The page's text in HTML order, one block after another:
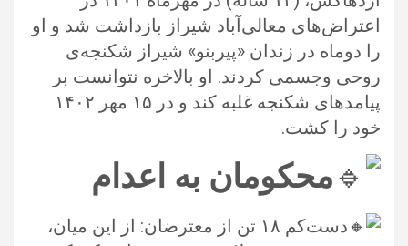
اعتراض‌های معالی‌آباد شیراز بازداشت شد و او
را دوماه در زندان ‏‏«پیربنو‌» شیراز شکنجه‌ی
روحی و‌جسمی کردند. او بالاخره نتوانست بر
پیامدهای شکنجه غلبه کند و در ۱۵ مهر ۱۴۰۲
خود را کشت.‏
محکومان به اعدام
دست‌کم ۱۸ تن از معترضان: از این میان،